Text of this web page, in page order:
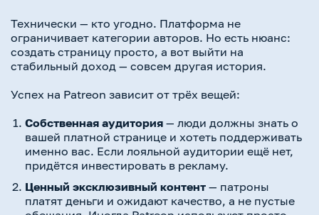
Технически — кто угодно. Платформа не
ограничивает категории авторов. Но есть нюанс:
создать страницу просто, а вот выйти на
стабильный доход — совсем другая история.
Успех на Patreon зависит от трёх вещей:
Собственная аудитория — люди должны знать о
вашей платной странице и хотеть поддерживать
именно вас. Если лояльной аудитории ещё нет,
придётся инвестировать в рекламу.
Ценный эксклюзивный контент — патроны
платят деньги и ожидают качество, а не пустые